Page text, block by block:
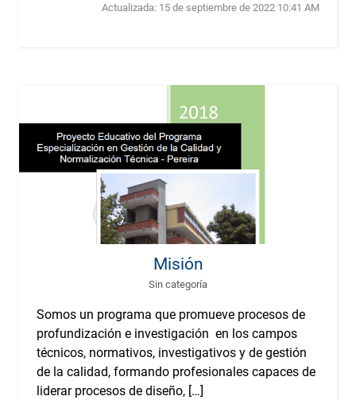
Actualizada: 15 de septiembre de 2022 10:41 AM
Misión
Sin categoría
Somos un programa que promueve procesos de
profundización e investigación en los campos
técnicos, normativos, investigativos y de gestión
de la calidad, formando profesionales capaces de
liderar procesos de diseño, […]